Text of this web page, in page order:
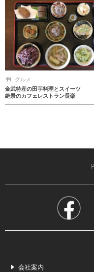
グルメ
金武特産の田芋料理とスイーツ
絶景のカフェレストラン長楽
会社案内